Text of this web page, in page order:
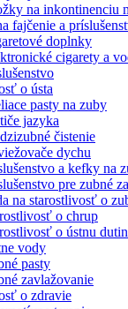
na inkontinenciu
fajčenie a
doplnky
cigarety a
o ústa
pasty na zuby
jazyka
čistenie
dychu
a kefky na
pre zubné
na starostlivosť o
o chrup
o ústnu
vody
pasty
zavlažovanie
o zdravie